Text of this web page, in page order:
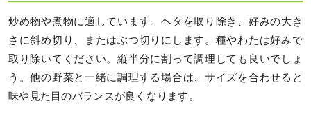
炒め物や煮物に適しています。ヘタを取り除き、好みの大き
さに斜め切り、またはぶつ切りにします。種やわたは好みで
取り除いてください。縦半分に割って調理しても良いでしょ
う。他の野菜と一緒に調理する場合は、サイズを合わせると
味や見た目のバランスが良くなります。